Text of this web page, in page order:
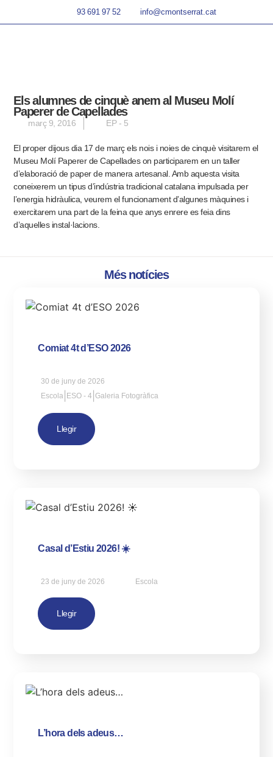
93 691 97 52 info@cmontserrat.cat
Els alumnes de cinquè anem al Museu Molí
Paperer de Capellades
març 9, 2016 EP - 5
El proper dijous dia 17 de març els nois i noies de cinquè visitarem el
Museu Molí Paperer de Capellades on participarem en un taller
d’elaboració de paper de manera artesanal. Amb aquesta visita
coneixerem un tipus d’indústria tradicional catalana impulsada per
l’energia hidràulica, veurem el funcionament d’algunes màquines i
exercitarem una part de la feina que anys enrere es feia dins
d’aquelles instal·lacions.
Més notícies
Comiat 4t d’ESO 2026
30 de juny de 2026
Escola ESO - 4 |Galeria Fotogràfica
Llegir
Casal d’Estiu 2026! ☀️
23 de juny de 2026 Escola
Llegir
L’hora dels adeus…